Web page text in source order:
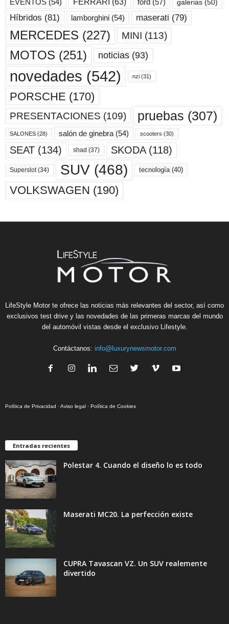
EVENTOS (54) FERRARI (63) ford (57) galerias (50)
Híbridos (81) lamborghini (54) maserati (79)
MERCEDES (227) MINI (113)
MOTOS (251) noticias (93)
novedades (542) nzi (31)
PORSCHE (170)
PRESENTACIONES (109) pruebas (307)
SALONES (28) salón de ginebra(54) scooters (30)
SEAT (134) shad (37) SKODA(118)
Superslot(34) SUV (468) tecnología(40)
VOLKSWAGEN (190)
LifeStyle Motor te ofrece las noticias más relevantes del sector, así como
exclusivos test drive y las novedades de las primeras marcas del mundo
del automóvil vistas desde el exclusivo Lifestyle.
Contáctanos: info@luxurynewsmotor.com
Política de Privacidad ·Aviso legal · Política de Cookies
Entradas recientes
Polestar 4. Cuando el diseño lo es todo
Maserati MC20. La perfección existe
CUPRA Tavascan VZ. Un SUV realemente
divertido